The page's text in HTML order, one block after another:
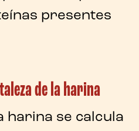
presentes
de la harina
harina se calcula